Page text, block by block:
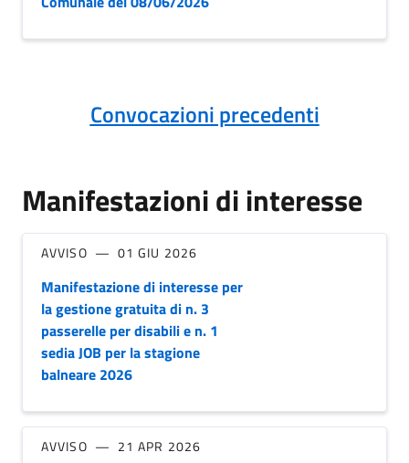
Convocazioni precedenti
Manifestazioni di interesse
AVVISO 01 GIU 2026
Manifestazione di interesse per
la gestione gratuita di n. 3
passerelle per disabili e n. 1
sedia JOB per la stagione
balneare 2026
AVVISO 21 APR 2026